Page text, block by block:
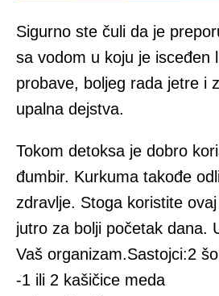
Sigurno ste čuli da je
sa vodom u koju je isceđen
probave, boljeg rada jetre i
upalna dejstva.
Tokom detoksa je dobro
đumbir. Kurkuma takođe
zdravlje. Stoga koristite
jutro za bolji početak dana.
Vaš organizam.Sastojci:2
-1 ili 2 kašičice meda